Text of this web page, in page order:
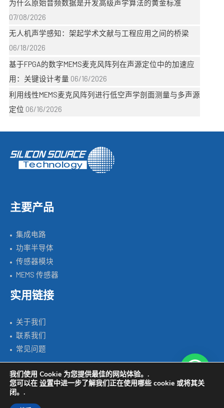
为什么原始音频数据是开发高级声学算法的黄金标准
07/08/2026
无人机声学感知：架起学术文献与工程应用之间的桥梁
06/18/2026
基于FPGA的数字MEMS麦克风阵列在声源定位中的加速应
用：关键设计考量 06/16/2026
利用线性MEMS麦克风阵列进行低空声学剖面测量与多声源
定位 06/16/2026
主要产品
集成电路
功率半导体
传感器模块
MEMS 传感器
实用链接
关于我们
联系我们
常见问题
Copyright © 2026 SILICON SOURCE | Powered by SISTC.COM
我们使用 Cookie 为您提供最佳的网站体验。.
您可以在 设置中进一步了解我们正在使用哪些 cookie 或将其关
闭。.